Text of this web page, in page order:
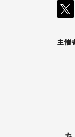
こ
なお
主催